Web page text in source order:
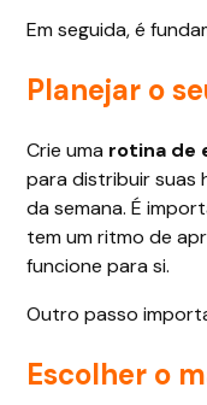
Em seguida, é
Planejar o
Crie uma rotina de
para distribuir suas
da semana. É
tem um ritmo de
funcione para si.
Outro passo
Escolher o